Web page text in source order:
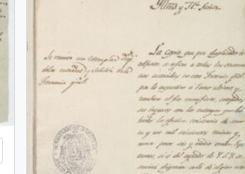
Añadir al portapapeles